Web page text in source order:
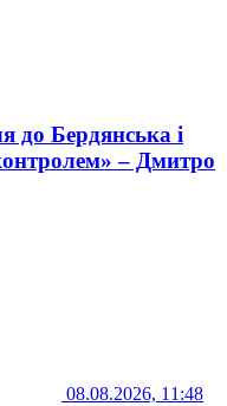
до Бердянська і
– Дмитро
08.08.2026, 11:48